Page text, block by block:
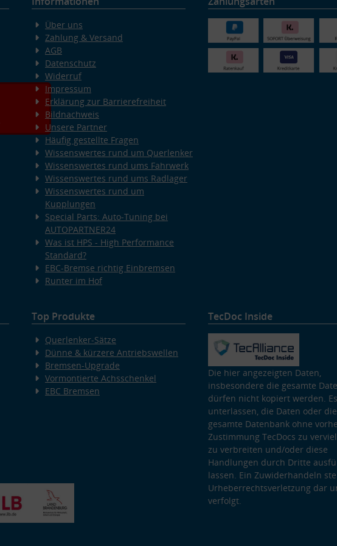
Über uns
Zahlung & Versand
AGB
Datenschutz
Widerruf
Impressum
Erklärung zur Barrierefreiheit
Bildnachweis
Unsere Partner
Häufig gestellte Fragen
Wissenswertes rund um Querlenker
Wissenswertes rund ums Fahrwerk
Wissenswertes rund ums Radlager
Wissenswertes rund um
Kupplungen
Special Parts: Auto-Tuning bei
AUTOPARTNER24
Was ist HPS - High Performance
Standard?
EBC-Bremse richtig Einbremsen
Runter im Hof
Top Produkte
Querlenker-Sätze
Dünne & kürzere Antriebswellen
Bremsen-Upgrade
Vormontierte Achsschenkel
EBC Bremsen
TecDoc Inside
Die hier angezeigten Daten,
insbesondere die gesamte
dürfen nicht kopiert werden.
unterlassen, die Daten oder die
gesamte Datenbank ohne
Zustimmung TecDocs zu
zu verbreiten und/oder diese
Handlungen durch Dritte
lassen. Ein Zuwiderhandeln
Urheberrechtsverletzung dar
verfolgt.